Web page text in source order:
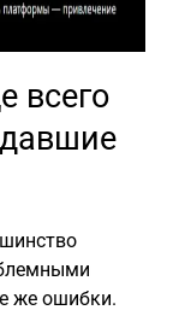
всего
же ошибки.